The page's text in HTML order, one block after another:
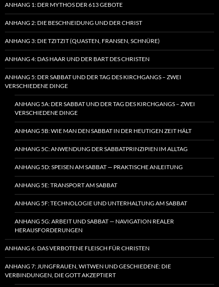
ANHANG 1: DER MYTHOS DER 613 GEBOTE
ANHANG 2: DIE BESCHNEIDUNG UND DER CHRIST
ANHANG 3: DIE TZITZIT (QUASTEN, FRANSEN, SCHNÜRE)
ANHANG 4: DAS HAAR UND DER BART DES CHRISTEN
ANHANG 5: DER SABBAT UND DER TAG DES KIRCHGANGS – ZWEI
VERSCHIEDENE DINGE
ANHANG 5A: DER SABBAT UND DER TAG DES KIRCHGANGS – ZWEI
VERSCHIEDENE DINGE
ANHANG 5B: WIE MAN DEN SABBAT IN DER HEUTIGEN ZEIT HÄLT
ANHANG 5C: ANWENDUNG DER SABBATPRINZIPIEN IM ALLTAG
ANHANG 5D: SPEISEN AM SABBAT — PRAKTISCHE ANLEITUNG
ANHANG 5E: TRANSPORT AM SABBAT
ANHANG 5F: TECHNOLOGIE UND UNTERHALTUNG AM SABBAT
ANHANG 5G: ARBEIT UND SABBAT — NAVIGATION REALER
HERAUSFORDERUNGEN
ANHANG 6: DAS VERBOTENE FLEISCH FÜR CHRISTEN
ANHANG 7: JUNGFRAUEN, WITWEN UND GESCHIEDENE: DIE
VERBINDUNGEN, DIE GOTT AKZEPTIERT